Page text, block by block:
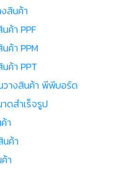
สินค้า
ค้า PPF
ค้า PPM
ค้า PPT
วางสินค้า พีพีบอร์ด
ดสำเร็จรูป
า
นค้า
า